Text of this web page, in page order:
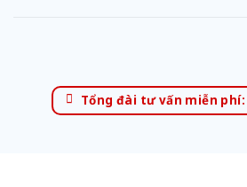
Tổng đài tư vấn miễn phí: